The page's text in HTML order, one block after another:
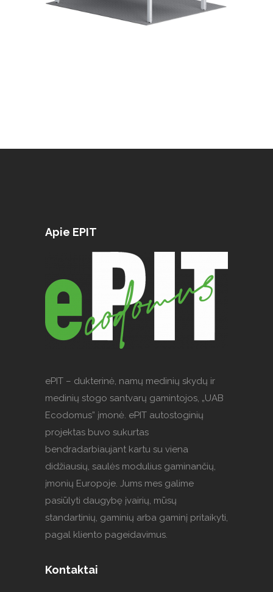
Apie EPIT
ePIT – dukterinė, namų medinių skydų ir
medinių stogo santvarų gamintojos, „UAB
Ecodomus” įmonė. ePIT autostoginių
projektas buvo sukurtas
bendradarbiaujant kartu su viena
didžiausių, saulės modulius gaminančių,
įmonių Europoje. Jums mes galime
pasiūlyti daugybę įvairių, mūsų
standartinių, gaminių arba gaminį pritaikyti,
pagal kliento pageidavimus.
Kontaktai